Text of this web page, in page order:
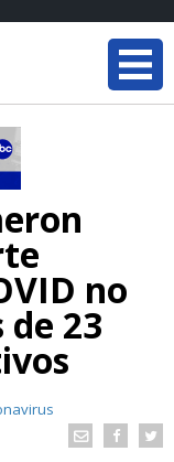
no
23